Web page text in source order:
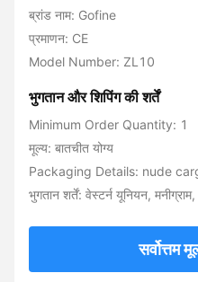
ब्रांड नाम: Gofine
प्रमाणन: CE
Model Number: ZL10
भुगतान और शिपिंग की शर्तें
Minimum Order Quantity: 1
मूल्य: बातचीत योग्य
Packaging Details: nude
भुगतान शर्तें: वेस्टर्न यूनियन,
सर्वोत्तम